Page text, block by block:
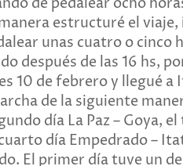
estructuré el
unas cuatro o cinco
después de las 16 hs,
10 de febrero y llegué a
de la siguiente
día La Paz – Goya,
día Empedrado –
El primer día tuve un